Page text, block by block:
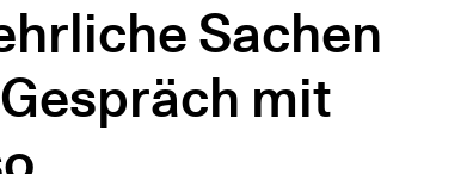
Sachen
mit